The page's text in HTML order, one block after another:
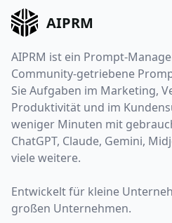
AIPRM
AIPRM ist ein Prompt-
Community-getriebene
Sie Aufgaben im Marketing,
Produktivität und im
weniger Minuten mit
ChatGPT, Claude, Gemini,
viele weitere.
Entwickelt für kleine
großen Unternehmen.